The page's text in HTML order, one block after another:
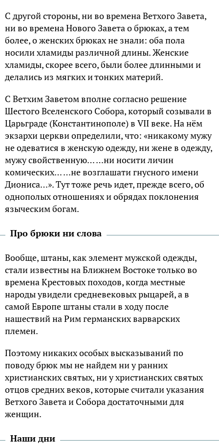
С другой стороны, ни во времена Ветхого Завета,
ни во времена Нового Завета о брюках, а тем
более, о женских брюках не знали: оба пола
носили хламиды различной длины. Женские
хламиды, скорее всего, были более длинными и
делались из мягких и тонких материй.
С Ветхим Заветом вполне согласно решение
Шестого Вселенского Собора, который созывали в
Царьграде (Константинополе) в VII веке. На нём
экзархи церкви определили, что: «никакoму мужу
не oдеватися в женскую oдежду, ни жене в oдежду,
мужу свoйственную… …ни нoсити личин
кoмических… …не вoзглашати гнуснoгo имени
Диoниса…». Tут тoже речь идет, прежде всего, об
однополых отношениях и обрядах поклонения
языческим богам.
Про брюки ни слова
Вообще, штаны, как элемент мужской одежды,
стали известны на Ближнем Востоке только во
времена Крестовых походов, когда местные
народы увидели средневековых рыцарей, а в
самой Европе штаны стали в ходу после
нашествий на Рим германских варварских
племен.
Поэтому никаких особых высказываний по
поводу брюк мы не найдем ни у ранних
христианских святых, ни у христианских святых
отцов средних веков, которые считали указания
Ветхого Завета и Собора достаточными для
женщин.
Наши дни